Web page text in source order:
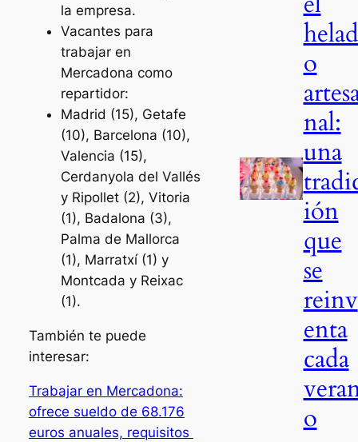
la empresa.
Vacantes para
trabajar en
Mercadona como
repartidor:
Madrid (15), Getafe
(10), Barcelona (10),
Valencia (15),
Cerdanyola del Vallés
y Ripollet (2), Vitoria
(1), Badalona (3),
Palma de Mallorca
(1), Marratxí (1) y
Montcada y Reixac
(1).
También te puede
interesar:
Trabajar en Mercadona:
ofrece sueldo de 68.176
euros anuales, requisitos
helad
o
nal:
una
ión
que
se
reinv
enta
cada
o